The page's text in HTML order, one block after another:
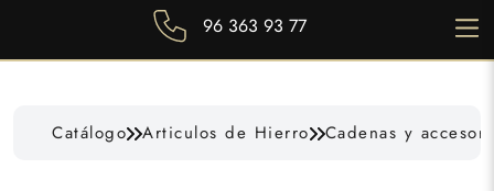
96 363 93 77
Catálogo Articulos de Hierro Cadenas y